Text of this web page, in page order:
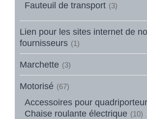
Fauteuil de transport (3)
Lien pour les sites internet de
fournisseurs (1)
Marchette (3)
Motorisé (67)
Accessoires pour quadriporteur
Chaise roulante électrique (10)